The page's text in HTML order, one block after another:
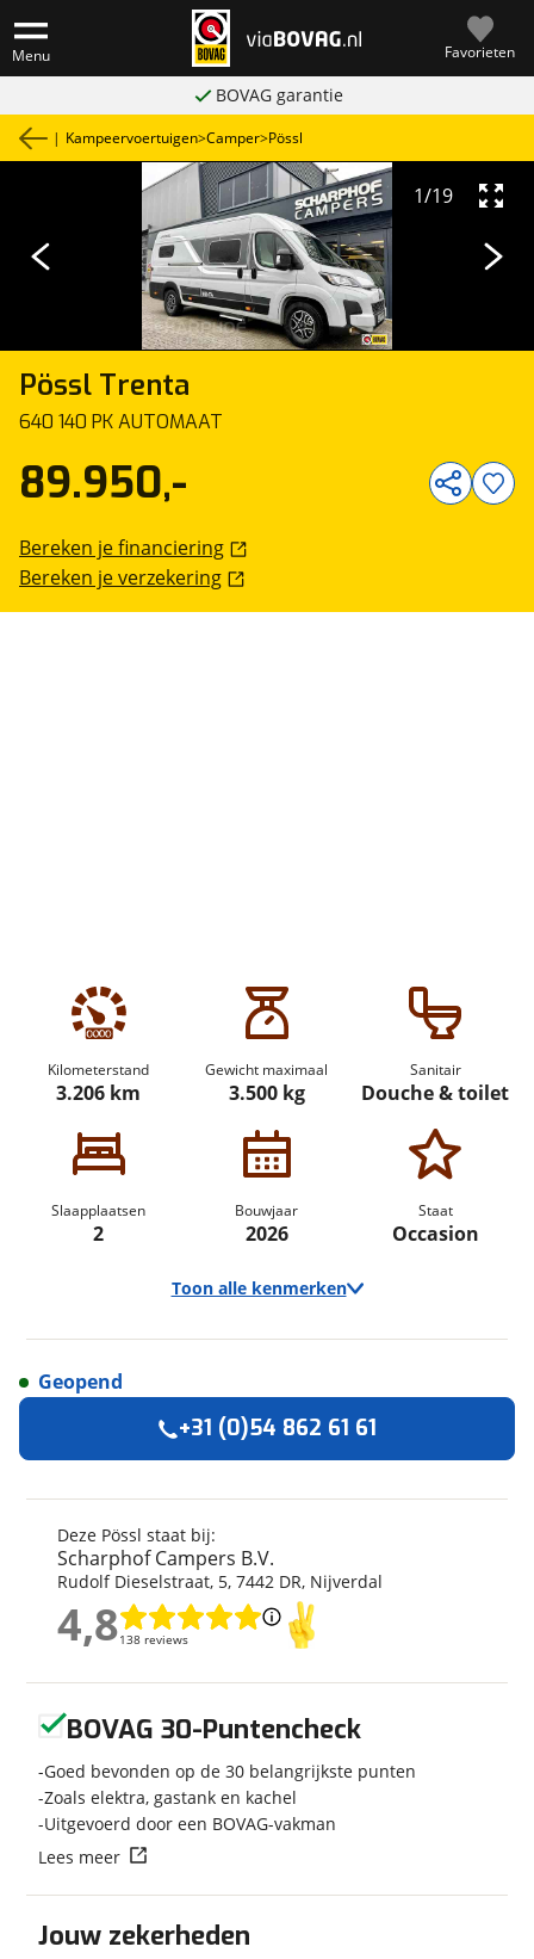
Menu Favorieten
BOVAG garantie
| Kampeervoertuigen>Camper>Pössl
Pössl Trenta
640 140 PK AUTOMAAT
1/19
Kilometerstand
3.206 km
Gewicht maximaal
3.500 kg
Sanitair
Douche & toilet
Slaapplaatsen
2
Bouwjaar
2026
Staat
Occasion
Toon alle kenmerken
Merk
Pössl
Automerk camper
Fiat
Model
Uitvoering
Kilometerstand
3.206 km
Bouwjaar
2026
Soort voertuig
Camper
Nieuw of occasion
Occasion
Techniek
89.950,-
Bereken je financiering
Bereken je verzekering
Deze Pössl staat bij:
Scharphof Campers B.V.
Rudolf Dieselstraat, 5, 7442 DR, Nijverdal
4,8138 reviews
4,8
Geopend
+31 (0)54 862 61 61
Jouw zekerheden
BOVAG 30-Puntencheck
Goed bevonden op de 30 belangrijkste punten
Zoals elektra, gastank en kachel
Uitgevoerd door een BOVAG-vakman
Lees meer